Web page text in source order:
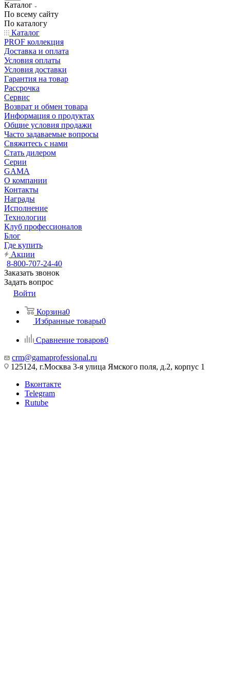
Каталог
По всему сайту
По каталогу
Каталог
PROF коллекция
Доставка и оплата
Условия оплаты
Условия доставки
Гарантия на товар
Рассрочка
Сервис
Возврат и обмен товара
Информация о продуктах
Общие условия продажи
Часто задаваемые вопросы
Свяжитесь с нами
Стать дилером
Серии
GAMA
О компании
Контакты
Награды
Исполнение
Технологии
Клуб профессионалов
Блог
Где купить
Акции
8-800-707-24-40
Заказать звонок
Задать вопрос
Войти
Корзина0
Избранные товары0
Сравнение товаров0
crm@gamaprofessional.ru
125124, г.Москва 3-я улица Ямского поля, д.2, корпус 1
Вконтакте
Telegram
Rutube